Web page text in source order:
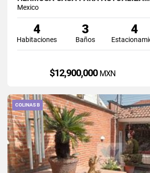
Mexico
4
Habitaciones
3
Baños
4
$12,900,000 MXN
COLINAS B